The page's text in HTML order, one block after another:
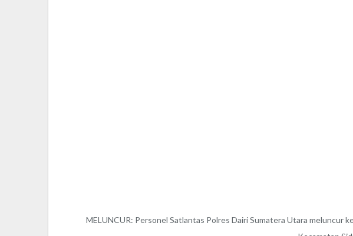
MELUNCUR: Personel Satlantas Polres Dairi Sumatera Utara meluncur